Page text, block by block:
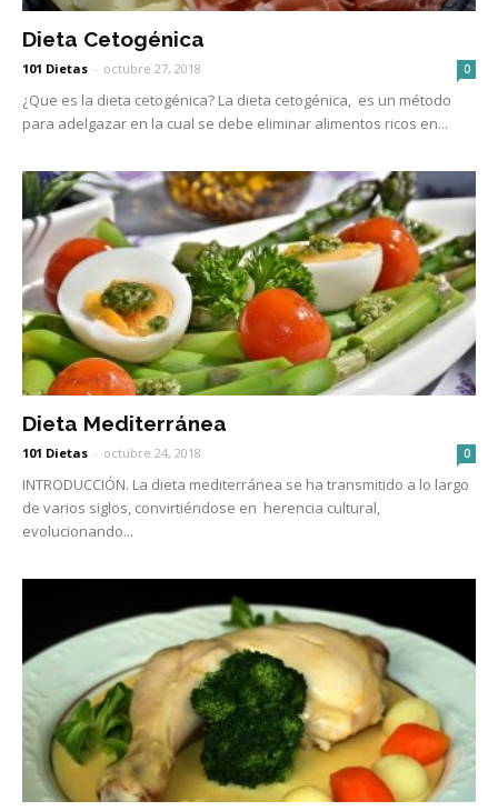
Dieta Cetogénica
101 Dietas - octubre 27, 2018 0
¿Que es la dieta cetogénica? La dieta cetogénica, es un método
para adelgazar en la cual se debe eliminar alimentos ricos en...
Dieta Mediterránea
101 Dietas - octubre 24, 2018 0
INTRODUCCIÓN. La dieta mediterránea se ha transmitido a lo largo
de varios siglos, convirtiéndose en herencia cultural,
evolucionando...